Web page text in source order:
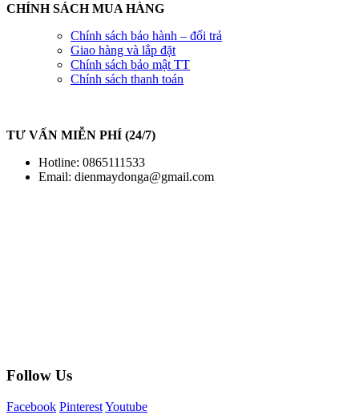
CHÍNH SÁCH MUA HÀNG
Chính sách bảo hành – đổi trả
Giao hàng và lắp đặt
Chính sách bảo mật TT
Chính sách thanh toán
TƯ VẤN MIỄN PHÍ (24/7)
Hotline: 0865111533
Email: dienmaydonga@gmail.com
Follow Us
Facebook PinterestYoutube